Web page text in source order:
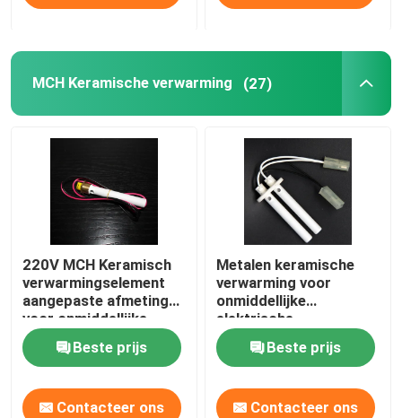
MCH Keramische verwarming (27)
220V MCH Keramisch
verwarmingselement
aangepaste afmeting
voor onmiddellijke
warme
waterverwarming
Beste prijs
Contacteer ons
Metalen keramische
verwarming voor
onmiddellijke
elektrische
waterverwarming
Beste prijs
Contacteer ons